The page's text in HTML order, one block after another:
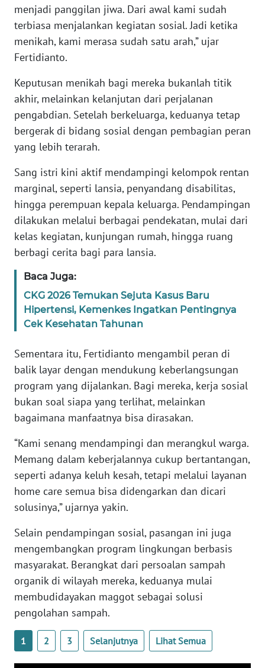
menjadi panggilan jiwa. Dari awal kami sudah
terbiasa menjalankan kegiatan sosial. Jadi ketika
menikah, kami merasa sudah satu arah,” ujar
Fertidianto.
Keputusan menikah bagi mereka bukanlah titik
akhir, melainkan kelanjutan dari perjalanan
pengabdian. Setelah berkeluarga, keduanya tetap
bergerak di bidang sosial dengan pembagian peran
yang lebih terarah.
Sang istri kini aktif mendampingi kelompok rentan
marginal, seperti lansia, penyandang disabilitas,
hingga perempuan kepala keluarga. Pendampingan
dilakukan melalui berbagai pendekatan, mulai dari
kelas kegiatan, kunjungan rumah, hingga ruang
berbagi cerita bagi para lansia.
Baca Juga:
CKG 2026 Temukan Sejuta Kasus Baru
Hipertensi, Kemenkes Ingatkan Pentingnya
Cek Kesehatan Tahunan
Sementara itu, Fertidianto mengambil peran di
balik layar dengan mendukung keberlangsungan
program yang dijalankan. Bagi mereka, kerja sosial
bukan soal siapa yang terlihat, melainkan
bagaimana manfaatnya bisa dirasakan.
“Kami senang mendampingi dan merangkul warga.
Memang dalam keberjalannya cukup bertantangan,
seperti adanya keluh kesah, tetapi melalui layanan
home care semua bisa didengarkan dan dicari
solusinya,” ujarnya yakin.
Selain pendampingan sosial, pasangan ini juga
mengembangkan program lingkungan berbasis
masyarakat. Berangkat dari persoalan sampah
organik di wilayah mereka, keduanya mulai
membudidayakan maggot sebagai solusi
pengolahan sampah.
1 2 3 Selanjutnya Lihat Semua
WN
SERAMBI
WN
WN
SULTRA
WN
WN
SULTENG
WN
SULBAR
WN
BABEL
WN
WN
WN
BENGKULU
WN
LAMPUNG
JATENG
NUSANTARA
WN
JOGJA
WN
JATIM